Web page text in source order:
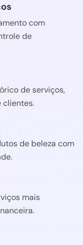
com
de
de serviços,
clientes.
de beleza com
mais